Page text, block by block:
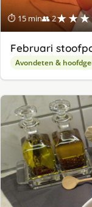
⏱ 15 min👥 2
Februari
Avondeten &